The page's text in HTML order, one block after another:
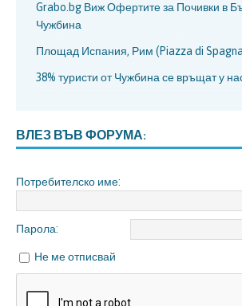
Grabo.bg Виж Офертите за Почивки в
Чужбина
Площад Испания, Рим (Piazza di
38% туристи от Чужбина се връщат у
ВЛЕЗ ВЪВ ФОРУМА:
Потребителско име:
Парола:
Не ме отписвай